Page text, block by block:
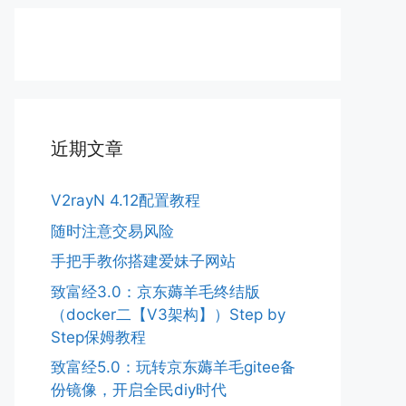
近期文章
V2rayN 4.12配置教程
随时注意交易风险
手把手教你搭建爱妹子网站
致富经3.0：京东薅羊毛终结版
（docker二【V3架构】）Step by
Step保姆教程
致富经5.0：玩转京东薅羊毛gitee备
份镜像，开启全民diy时代